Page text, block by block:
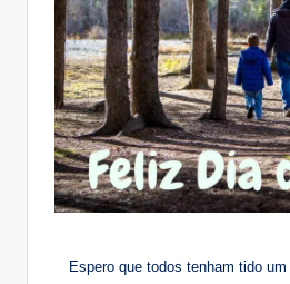
Espero que todos tenham tido